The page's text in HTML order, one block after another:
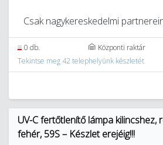
Csak nagykereskedelmi
0 db.
Központi raktár
Tekintse meg 42 telephelyünk készletét
UV-C fertőtlenítő lámpa kilincshez,
fehér, 59S – Készlet erejéig!!!